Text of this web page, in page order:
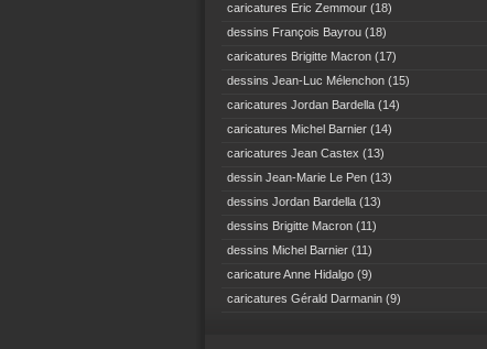
caricatures Eric Zemmour (18)
dessins François Bayrou (18)
caricatures Brigitte Macron (17)
dessins Jean-Luc Mélenchon (15)
caricatures Jordan Bardella (14)
caricatures Michel Barnier (14)
caricatures Jean Castex (13)
dessin Jean-Marie Le Pen (13)
dessins Jordan Bardella (13)
dessins Brigitte Macron (11)
dessins Michel Barnier (11)
caricature Anne Hidalgo (9)
caricatures Gérald Darmanin (9)